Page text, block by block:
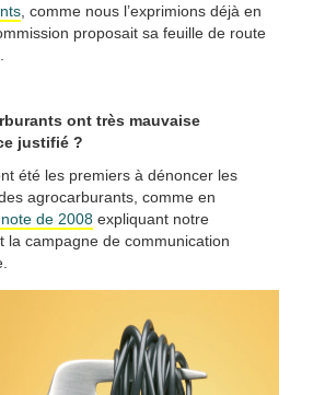
, comme nous l’exprimions déjà en
proposait sa feuille de route
ont très mauvaise
justifié ?
été les premiers à dénoncer les
agrocarburants, comme en
de 2008 expliquant notre
la campagne de communication